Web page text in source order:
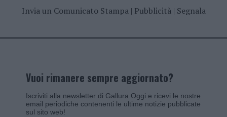
Invia un Comunicato Stampa| Pubblicità| Segnala
Vuoi rimanere sempre aggiornato?
Iscriviti alla newsletter di Gallura Oggi e ricevi le nostre
email periodiche contenenti le ultime notizie pubblicate
sul sito web!